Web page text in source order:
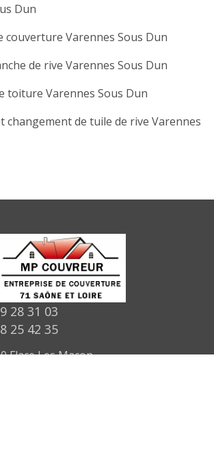
Dun
couverture Varennes Sous Dun
de rive Varennes Sous Dun
toiture Varennes Sous Dun
changement de tuile de rive Varennes
28 31 03
25 42 35
Flace Les Macon